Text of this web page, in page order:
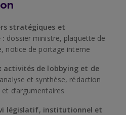
stratégiques et
: dossier ministre, plaquette de
notice de portage interne
activités de lobbying et de
et synthèse, rédaction
d’argumentaires
législatif, institutionnel et